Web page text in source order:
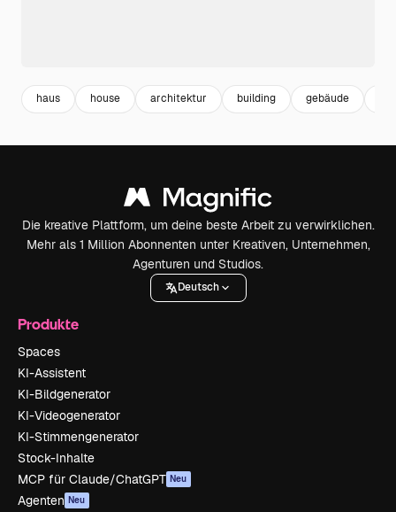
haus house architektur building gebäude
Die kreative Plattform, um deine beste Arbeit zu verwirklichen.
Mehr als 1 Million Abonnenten unter Kreativen, Unternehmen,
Agenturen und Studios.
Deutsch
Produkte
Spaces
KI-Assistent
KI-Bildgenerator
KI-Videogenerator
KI-Stimmengenerator
Stock-Inhalte
MCP für Claude/ChatGPT Neu
Agenten Neu